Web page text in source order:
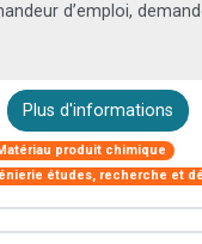
d’emploi,
Plus d'informations
produit chimique
études, recherche et